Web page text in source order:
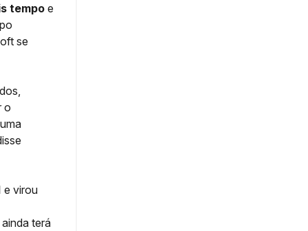
tempo e
se
o
e virou
terá